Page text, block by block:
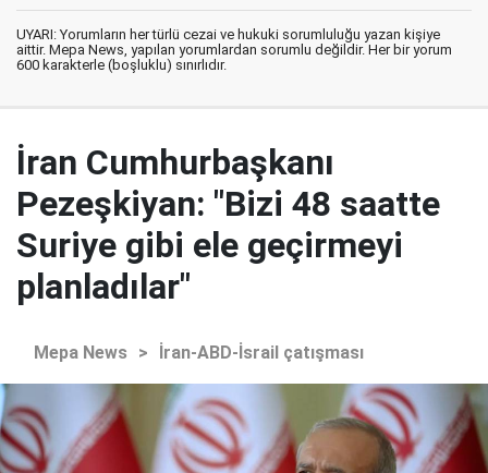
UYARI: Yorumların her türlü cezai ve hukuki sorumluluğu yazan kişiye
aittir. Mepa News, yapılan yorumlardan sorumlu değildir. Her bir yorum
600 karakterle (boşluklu) sınırlıdır.
İran Cumhurbaşkanı
Pezeşkiyan: "Bizi 48 saatte
Suriye gibi ele geçirmeyi
planladılar"
Mepa News > İran-ABD-İsrail çatışması